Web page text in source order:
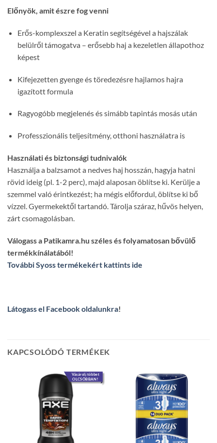
Előnyök, amit észre fog venni
Erős-komplexszel a Keratin segítségével a hajszálak
belülről támogatva – erősebb haj a kezeletlen állapothoz
képest
Kifejezetten gyenge és töredezésre hajlamos hajra
igazított formula
Ragyogóbb megjelenés és simább tapintás mosás után
Professzionális teljesítmény, otthoni használatra is
Használati és biztonsági tudnivalók
Használja a balzsamot a nedves haj hosszán, hagyja hatni
rövid ideig (pl. 1-2 perc), majd alaposan öblítse ki. Kerülje a
szemmel való érintkezést; ha mégis előfordul, öblítse ki bő
vízzel. Gyermekektől tartandó. Tárolja száraz, hűvös helyen,
zárt csomagolásban.
Válogass a Patikamra.hu széles és folyamatosan bővülő
termékkínálatából!
További Syoss termékekért kattints ide
Látogass el Facebook oldalunkra!
KAPCSOLÓDÓ TERMÉKEK
Vásárolj többet
OLCSÓBBAN!